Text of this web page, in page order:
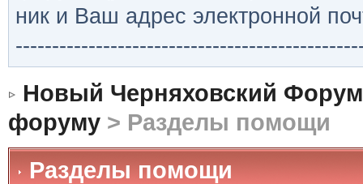
ник и Ваш адрес электронной
Новый Черняховский Форум
форуму> Разделы помощи
Разделы помощи